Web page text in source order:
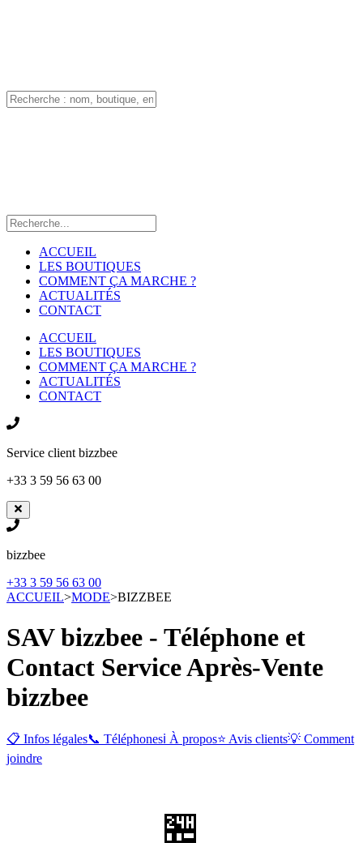
ACCUEIL
LES BOUTIQUES
COMMENT ÇA MARCHE ?
ACTUALITÉS
CONTACT
ACCUEIL
LES BOUTIQUES
COMMENT ÇA MARCHE ?
ACTUALITÉS
CONTACT
Service client bizzbee
+33 3 59 56 63 00
bizzbee
+33 3 59 56 63 00
ACCUEIL>MODE>BIZZBEE
SAV bizzbee - Téléphone et
Contact Service Après-Vente
bizzbee
📋 Infos légales📞 Téléphonesℹ️ À propos⭐ Avis clients💡 Comment
joindre
🏪